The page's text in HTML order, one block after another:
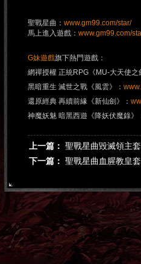
聖戰星曲： www.gm99.com/star/
馬上進入遊戲： www.gm99.com/
G妹遊戲旗下熱門遊戲：
網禪授權 正統RPG《MU-大天使之
黑暗重生 滅世之戰《風雲》：
還原經典 再續前緣《新仙劍》：
神魔妖魅 暗黑西遊《降妖伏魔錄》
上一篇： 聖戰星曲毀滅領主
下一篇： 聖戰星曲血腥教皇